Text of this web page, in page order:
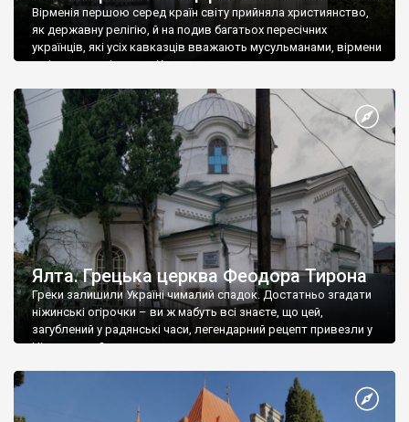
Вірменія першою серед країн світу прийняла християнство,
як державну релігію, й на подив багатьох пересічних
українців, які усіх кавказців вважають мусульманами, вірмени
є відданими вірянами Христа
Ялта. Грецька церква Феодора Тирона
Греки залишили Україні чималий спадок. Достатньо згадати
ніжинські огірочки – ви ж мабуть всі знаєте, що цей,
загублений у радянські часи, легендарний рецепт привезли у
Ніжин греки?